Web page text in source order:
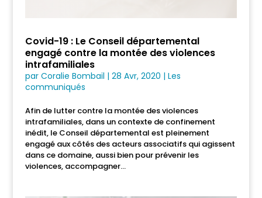
Covid-19 : Le Conseil départemental
engagé contre la montée des violences
intrafamiliales
par Coralie Bombail | 28 Avr, 2020 | Les
communiqués
Afin de lutter contre la montée des violences
intrafamiliales, dans un contexte de confinement
inédit, le Conseil départemental est pleinement
engagé aux côtés des acteurs associatifs qui agissent
dans ce domaine, aussi bien pour prévenir les
violences, accompagner...